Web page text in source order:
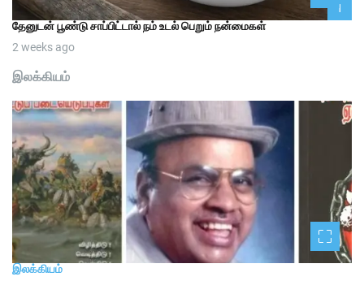
1
தேனுடன் பூண்டு சாப்பிட்டால் நம் உடல் பெறும் நன்மைகள்
2 weeks ago
இலக்கியம்
இலக்கியம்